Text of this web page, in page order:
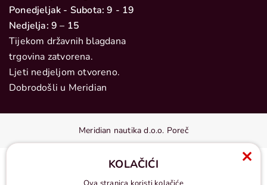
Ponedjeljak - Subota: 9 - 19
Nedjelja: 9 – 15
Tijekom državnih blagdana
trgovina zatvorena.
Ljeti nedjeljom otvoreno.
Dobrodošli u Meridian
Meridian nautika d.o.o. Poreč
KOLAČIĆI